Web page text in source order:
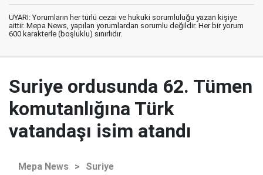
UYARI: Yorumların her türlü cezai ve hukuki sorumluluğu yazan kişiye
aittir. Mepa News, yapılan yorumlardan sorumlu değildir. Her bir yorum
600 karakterle (boşluklu) sınırlıdır.
Suriye ordusunda 62. Tümen
komutanlığına Türk
vatandaşı isim atandı
Mepa News > Suriye